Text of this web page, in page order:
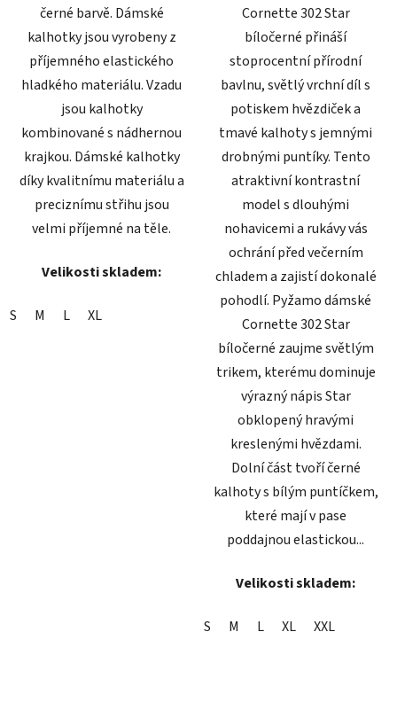
černé barvě. Dámské
kalhotky jsou vyrobeny z
příjemného elastického
hladkého materiálu. Vzadu
jsou kalhotky
kombinované s nádhernou
krajkou. Dámské kalhotky
díky kvalitnímu materiálu a
preciznímu střihu jsou
velmi příjemné na těle.
Velikosti skladem:
S M L XL
Cornette 302 Star
bíločerné přináší
stoprocentní přírodní
bavlnu, světlý vrchní díl s
potiskem hvězdiček a
tmavé kalhoty s jemnými
drobnými puntíky. Tento
atraktivní kontrastní
model s dlouhými
nohavicemi a rukávy vás
ochrání před večerním
chladem a zajistí dokonalé
pohodlí. Pyžamo dámské
Cornette 302 Star
bíločerné zaujme světlým
trikem, kterému dominuje
výrazný nápis Star
obklopený hravými
kreslenými hvězdami.
Dolní část tvoří černé
kalhoty s bílým puntíčkem,
které mají v pase
poddajnou elastickou...
Velikosti skladem:
S M L XL XXL